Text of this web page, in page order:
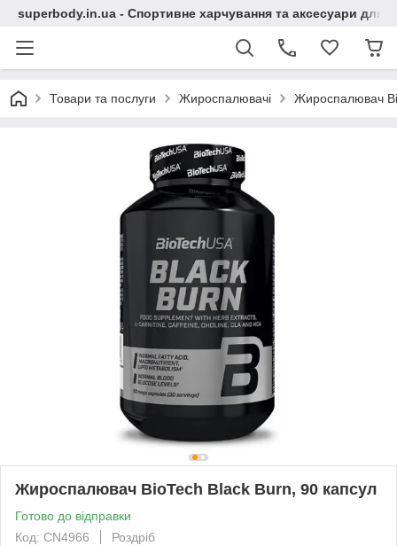
superbody.in.ua - Спортивне харчування та аксесуари для
Товари та послуги Жироспалювачі Жироспалювач
Жироспалювач BioTech Black Burn, 90 капсул
Готово до відправки
Код: CN4966
Роздріб